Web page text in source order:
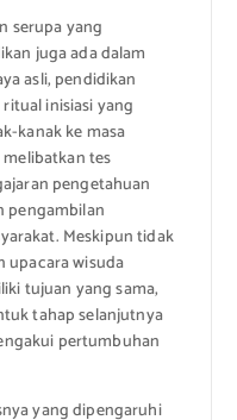
serupa yang
juga ada dalam
asli, pendidikan
inisiasi yang
kanak ke masa
tes
pengetahuan
pengambilan
Meskipun tidak
upacara wisuda
tujuan yang sama,
tahap selanjutnya
pertumbuhan
yang dipengaruhi